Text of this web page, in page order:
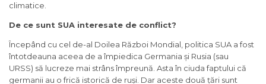
climatice.
De ce sunt SUA interesate de conflict?
Începând cu cel de-al Doilea Război Mondial, politica SUA a fost
întotdeauna aceea de a împiedica Germania și Rusia (sau
URSS) să lucreze mai strâns împreună. Asta în ciuda faptului că
germanii au o frică istorică de ruși. Dar aceste două țări sunt